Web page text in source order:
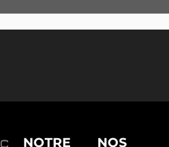
NOTRE NOS